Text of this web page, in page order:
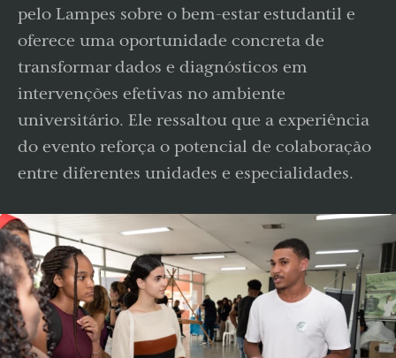
pelo Lampes sobre o bem-estar estudantil e
oferece uma oportunidade concreta de
transformar dados e diagnósticos em
intervenções efetivas no ambiente
universitário. Ele ressaltou que a experiência
do evento reforça o potencial de colaboração
entre diferentes unidades e especialidades.